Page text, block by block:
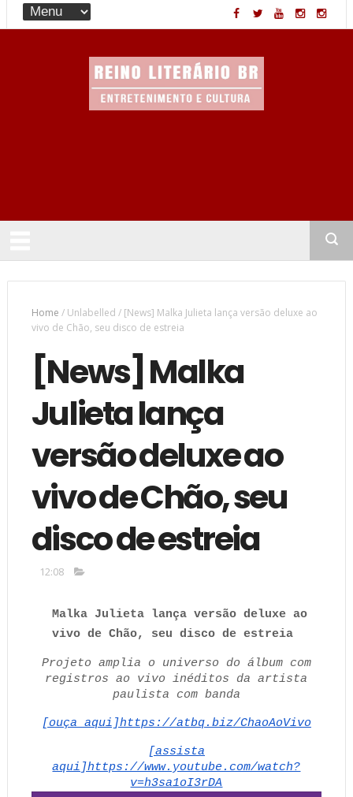
Home /Unlabelled / [News] Malka Julieta lança versão deluxe ao
vivo de Chão, seu disco de estreia
[News] Malka
Julieta lança
versão deluxe ao
vivo de Chão, seu
disco de estreia
12:08
Malka Julieta lança versão deluxe ao
vivo de Chão, seu disco de estreia
Projeto amplia o universo do álbum com
registros ao vivo inéditos da artista
paulista com banda
[ouça aqui]https://atbq.biz/ChaoAoVivo
[assista
aqui]https://www.youtube.com/watch?
v=h3sa1oI3rDA